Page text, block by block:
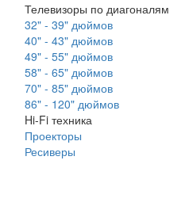
Телевизоры по диагоналям
32" - 39" дюймов
40" - 43" дюймов
49" - 55" дюймов
58" - 65" дюймов
70" - 85" дюймов
86" - 120" дюймов
Hi-Fi техника
Проекторы
Ресиверы